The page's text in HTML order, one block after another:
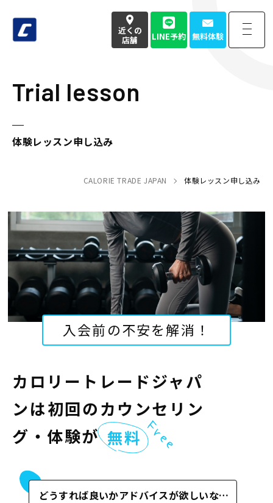
近くの
店舗
LINE予約
050-3177-4904
受付時間 9:00〜18:00定休日 土日祝
Home トップページ
Strength 強み・特徴
Plan プラン・料金表
お客様事例
Blog/News ブログ・お知らせ
FAQ よくあるご質問
Contact 体験レッスン申し込み
近くの
店舗
LINE予約 無料体験
Trial lesson
体験レッスン申し込み
CALORIE TRADE JAPAN 体験レッスン申し込み
入会前の不安を解消！
カロリートレードジャパ
ンは初回のカウンセリン
グ・体験が
どうすれば良いかアドバイスが欲しいな…